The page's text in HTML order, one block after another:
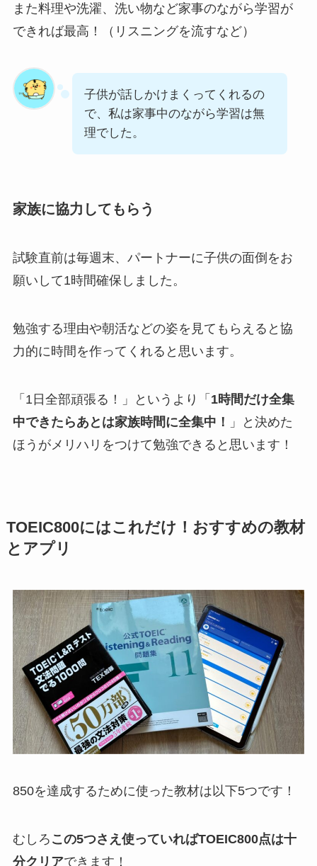
また料理や洗濯、洗い物など家事のながら学習が
できれば最高！（リスニングを流すなど）
子供が話しかけまくってくれるの
で、私は家事中のながら学習は無
理でした。
家族に協力してもらう
試験直前は毎週末、パートナーに子供の面倒をお
願いして1時間確保しました。
勉強する理由や朝活などの姿を見てもらえると協
力的に時間を作ってくれると思います。
「1日全部頑張る！」というより「 1時間だけ全集
中できたらあとは家族時間に全集中！
」と決めた
ほうがメリハリをつけて勉強できると思います！
TOEIC800にはこれだけ！おすすめの教材
とアプリ
850を達成するために使った教材は以下5つです！
むしろ この5つさえ使っていればTOEIC800点は十
分クリアできます！